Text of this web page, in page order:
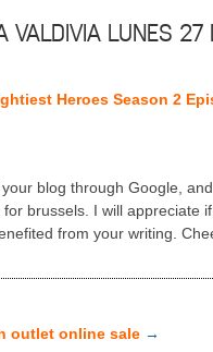
VALDIVIA LUNES 27
Heroes Season 2
blog through Google,
brussels. I will appreciate
from your writing.
outlet online sale →